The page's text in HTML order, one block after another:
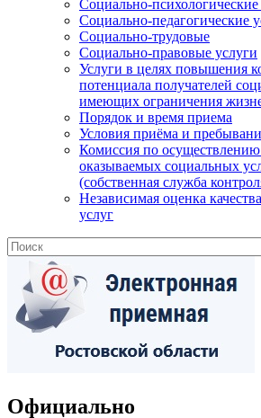
Социально-психологические
Социально-педагогические
Социально-трудовые
Социально-правовые услуги
Услуги в целях повышения
потенциала получателей
имеющих ограничения
Порядок и время приема
Условия приёма и
Комиссия по осуществлению
оказываемых социальных
(собственная служба
Независимая оценка
услуг
Официально